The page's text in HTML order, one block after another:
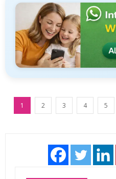
1 2 3 4 5